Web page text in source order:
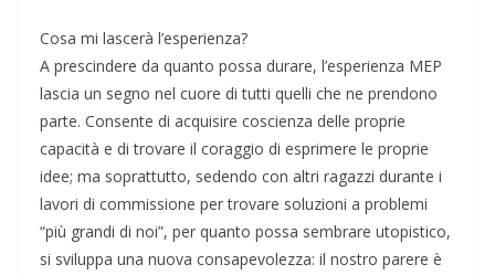
Cosa mi lascerà l’esperienza?
A prescindere da quanto possa durare, l’esperienza MEP
lascia un segno nel cuore di tutti quelli che ne prendono
parte. Consente di acquisire coscienza delle proprie
capacità e di trovare il coraggio di esprimere le proprie
idee; ma soprattutto, sedendo con altri ragazzi durante i
lavori di commissione per trovare soluzioni a problemi
“più grandi di noi”, per quanto possa sembrare utopistico,
si sviluppa una nuova consapevolezza: il nostro parere è